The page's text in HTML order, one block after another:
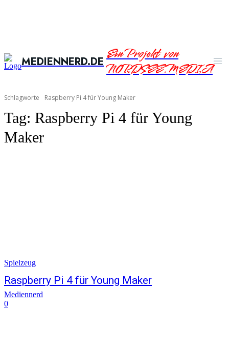
MEDIENNERD.DEEin Projekt von
NORDSEE.MEDIA
Schlagworte Raspberry Pi 4 für Young Maker
Tag: Raspberry Pi 4 für Young
Maker
Spielzeug
Raspberry Pi 4 für Young Maker
Mediennerd
0